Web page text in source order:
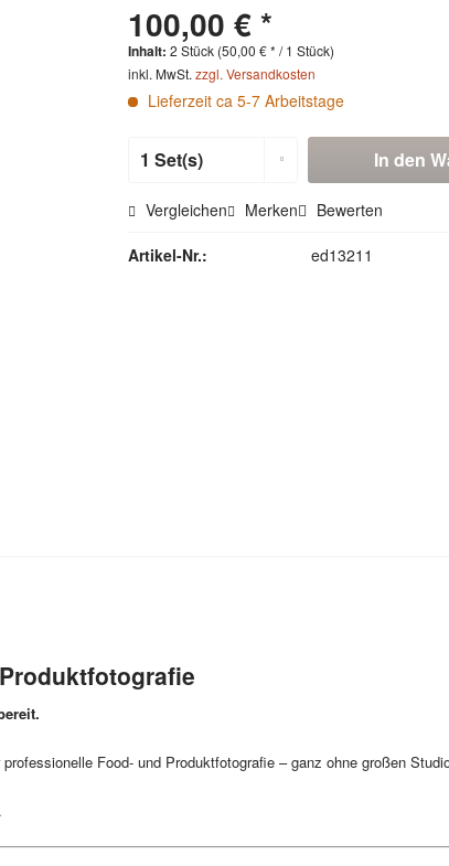
100,00 € *
Inhalt:2 Stück (50,00 € * / 1 Stück)
inkl. MwSt.zzgl. Versandkosten
Lieferzeit ca 5-7 Arbeitstage
In den
Vergleichen Merken Bewerten
Artikel-Nr.: ed13211
Food- und Produktfotografie – ganz ohne großen